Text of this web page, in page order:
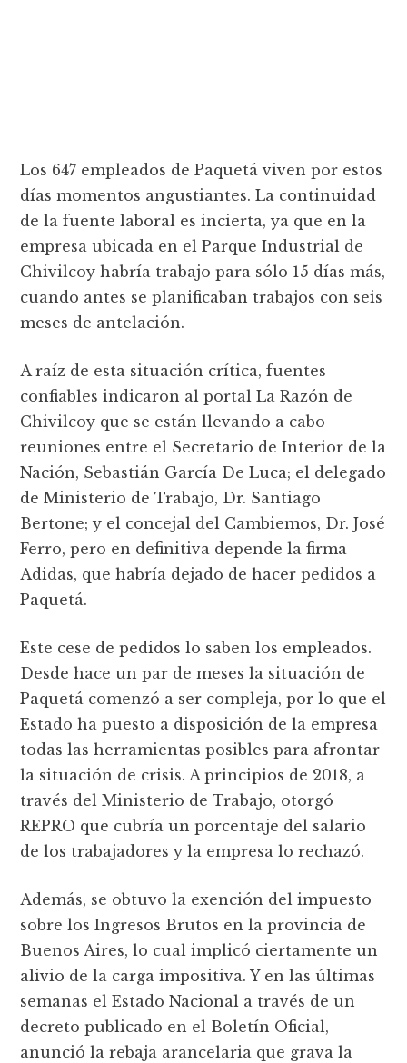
Los 647 empleados de Paquetá viven por estos
días momentos angustiantes. La continuidad
de la fuente laboral es incierta, ya que en la
empresa ubicada en el Parque Industrial de
Chivilcoy habría trabajo para sólo 15 días más,
cuando antes se planificaban trabajos con seis
meses de antelación.
A raíz de esta situación crítica, fuentes
confiables indicaron al portal La Razón de
Chivilcoy que se están llevando a cabo
reuniones entre el Secretario de Interior de la
Nación, Sebastián García De Luca; el delegado
de Ministerio de Trabajo, Dr. Santiago
Bertone; y el concejal del Cambiemos, Dr. José
Ferro, pero en definitiva depende la firma
Adidas, que habría dejado de hacer pedidos a
Paquetá.
Este cese de pedidos lo saben los empleados.
Desde hace un par de meses la situación de
Paquetá comenzó a ser compleja, por lo que el
Estado ha puesto a disposición de la empresa
todas las herramientas posibles para afrontar
la situación de crisis. A principios de 2018, a
través del Ministerio de Trabajo, otorgó
REPRO que cubría un porcentaje del salario
de los trabajadores y la empresa lo rechazó.
Además, se obtuvo la exención del impuesto
sobre los Ingresos Brutos en la provincia de
Buenos Aires, lo cual implicó ciertamente un
alivio de la carga impositiva. Y en las últimas
semanas el Estado Nacional a través de un
decreto publicado en el Boletín Oficial,
anunció la rebaja arancelaria que grava la